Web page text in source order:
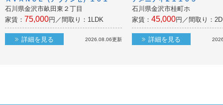
石川県金沢市畝田東２丁目
家賃： 75,000円／間取り： 1LDK
詳細を見る 2026.08.06更新
石川県金沢市桂町ホ
家賃： 45,000円／間取り：
詳細を見る